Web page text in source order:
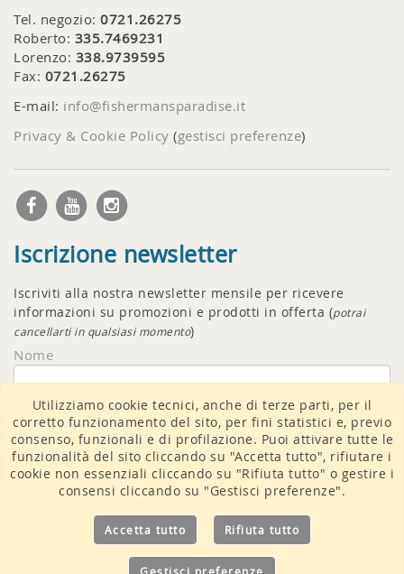
Tel. negozio: 0721.26275
Roberto: 335.7469231
Lorenzo: 338.9739595
Fax: 0721.26275
E-mail: info@fishermansparadise.it
Privacy & Cookie Policy (gestisci preferenze)
Iscrizione newsletter
Iscriviti alla nostra newsletter mensile per ricevere
informazioni su promozioni e prodotti in offerta (potrai
cancellarti in qualsiasi momento)
Nome
Email
Accetto iltrattamento dati
Utilizziamo cookie tecnici, anche di terze parti, per il
corretto funzionamento del sito, per fini statistici e, previo
consenso, funzionali e di profilazione. Puoi attivare tutte le
funzionalità del sito cliccando su "Accetta tutto", rifiutare i
cookie non essenziali cliccando su "Rifiuta tutto" o gestire i
consensi cliccando su "Gestisci preferenze".
Accetta tutto Rifiuta tutto